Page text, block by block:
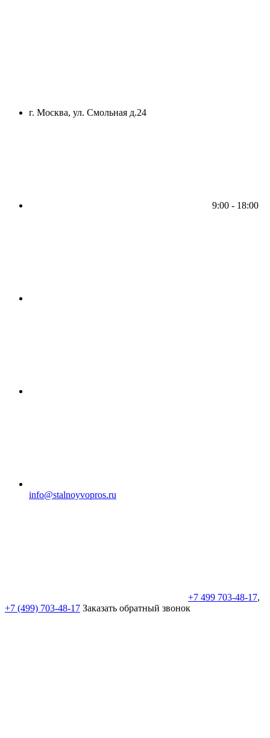
г. Москва, ул. Смольная д.24
9:00 - 18:00
info@stalnoyvopros.ru
+7 499 703-48-17,
+7 (499) 703-48-17 Заказать обратный звонок